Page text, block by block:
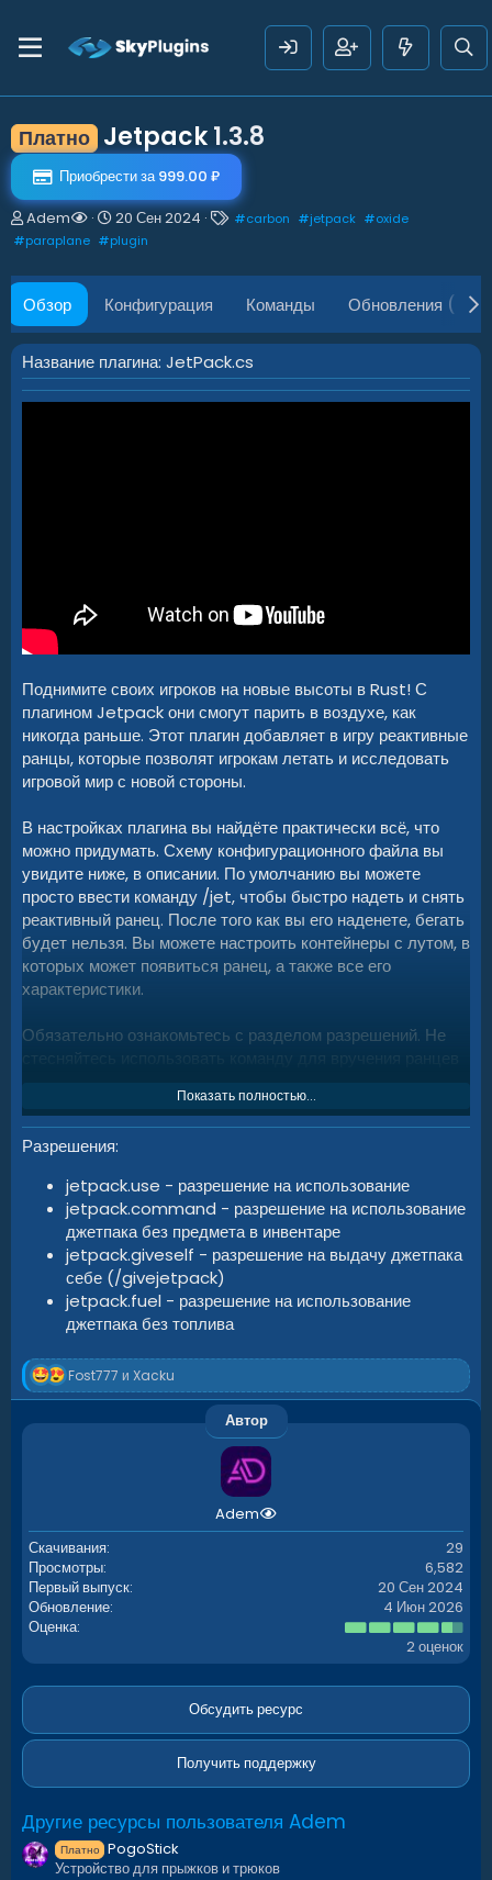
Платно Jetpack1.3.8
Приобрести за 999.00 ₽
А
в
о
р
Adem
Д
а
а
о
з
д
а
н
20 Сен 2024
Т
и
#carbon #jetpack #oxide
#paraplane #plugin
Обзор Конфигурация Команды Обновления (18)
Название плагина: JetPack.cs
Поднимите своих игроков на новые высоты в Rust! С
плагином Jetpack они смогут парить в воздухе, как
никогда раньше. Этот плагин добавляет в игру реактивные
ранцы, которые позволят игрокам летать и исследовать
игровой мир с новой стороны.
В настройках плагина вы найдёте практически всё, что
можно придумать. Схему конфигурационного файла вы
увидите ниже, в описании. По умолчанию вы можете
просто ввести команду /jet, чтобы быстро надеть и снять
реактивный ранец. После того как вы его наденете, бегать
будет нельзя. Вы можете настроить контейнеры с лутом, в
которых может появиться ранец, а также все его
характеристики.
Обязательно ознакомьтесь с разделом разрешений. Не
вашем сервере с помощью предоставленных команд.
Убедитесь, что у вас есть немного топлива — и вперёд, к
небесам!
Показать полностью...
Разрешения
jetpack.use - разрешение на использование
jetpack.command - разрешение на использование
джетпака без предмета в инвентаре
jetpack.giveself - разрешение на выдачу джетпака
себе (/givejetpack)
jetpack.fuel - разрешение на использование
джетпака без топлива
Р
е
к
Fost777 и Xacku
Автор
Adem
Скачивания
29
Просмотры
6,582
Первый выпуск
20 Сен 2024
Обновление
4 Июн 2026
Оценка
4
.
5
з
ё
з
2 оценок
Обсудить ресурс
Получить поддержку
Другие ресурсы пользователя Adem
Платно PogoStick
Устройство для прыжков и трюков